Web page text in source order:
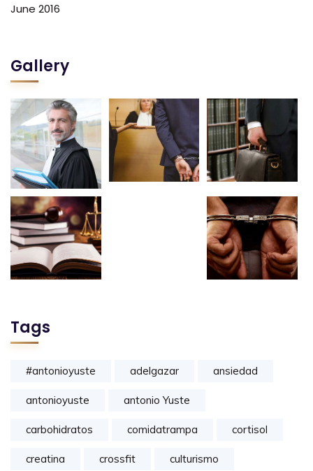
June 2016
Gallery
Tags
#antonioyuste adelgazar ansiedad
antonioyuste antonio Yuste
carbohidratos comidatrampa cortisol
creatina crossfit culturismo